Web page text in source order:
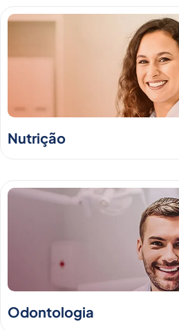
Nutrição
Odontologia